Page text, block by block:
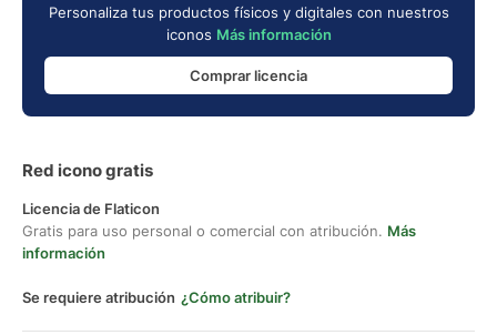
Personaliza tus productos físicos y digitales con nuestros
iconos Más información
Comprar licencia
Red icono gratis
Licencia de Flaticon
Gratis para uso personal o comercial con atribución. Más
información
Se requiere atribución ¿Cómo atribuir?